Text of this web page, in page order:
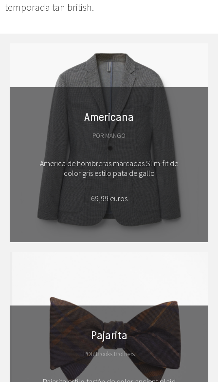
temporada tan british.
Americana
POR MANGO
America de hombreras marcadas Slim-fit de
color gris estilo pata de gallo
69,99 euros
Pajarita
POR Brooks Brothers